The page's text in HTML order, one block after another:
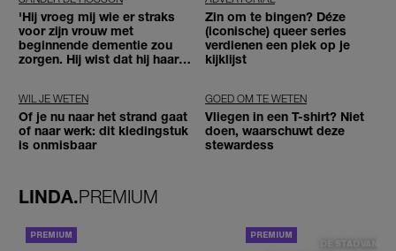
'Hij vroeg mij wie er straks
voor zijn vrouw met
beginnende dementie zou
zorgen. Hij wist dat hij haar
Zin om te bingen? Déze
(iconische) queer series
verdienen een plek op je
kijklijst
WIL JE WETEN
Of je nu naar het strand gaat
of naar werk: dit kledingstuk
is onmisbaar
GOED OM TE WETEN
Vliegen in een T-shirt? Niet
doen, waarschuwt deze
stewardess
LINDA.PREMIUM
DE STAD VAN